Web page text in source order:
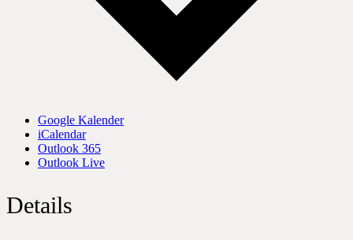
Google Kalender
iCalendar
Outlook 365
Outlook Live
Details